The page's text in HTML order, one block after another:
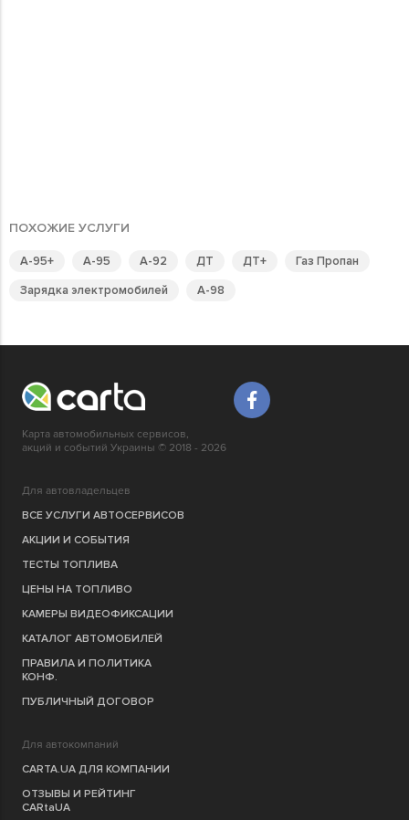
ПОХОЖИЕ УСЛУГИ
А-95+ А-95 А-92 ДТ ДТ+
Газ Пропан
Зарядка электромобилей
А-98
Карта автомобильных сервисов,
акций и событий Украины © 2018 - 2026
Для автовладельцев
ВСЕ УСЛУГИ АВТОСЕРВИСОВ
АКЦИИ И СОБЫТИЯ
ТЕСТЫ ТОПЛИВА
ЦЕНЫ НА ТОПЛИВО
КАМЕРЫ ВИДЕОФИКСАЦИИ
КАТАЛОГ АВТОМОБИЛЕЙ
ПРАВИЛА И ПОЛИТИКА
КОНФ.
ПУБЛИЧНЫЙ ДОГОВОР
Для автокомпаний
CARTA.UA ДЛЯ КОМПАНИИ
ОТЗЫВЫ И РЕЙТИНГ
CARtaUA